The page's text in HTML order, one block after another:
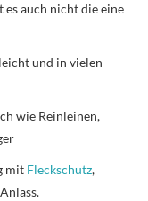
auch nicht die eine
und in vielen
wie Reinleinen,
mit Fleckschutz,